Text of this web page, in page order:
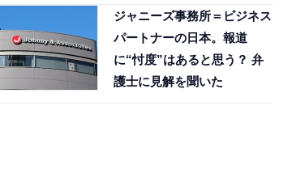
ジャニーズ事務所＝ビジネス
パートナーの日本。報道
に“忖度”はあると思う？ 弁
護士に見解を聞いた